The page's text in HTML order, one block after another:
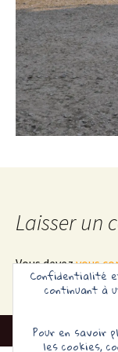
Laisser un
Vous devezvous
Confidentialité
continuant à
Pour en savoir
les cookies,